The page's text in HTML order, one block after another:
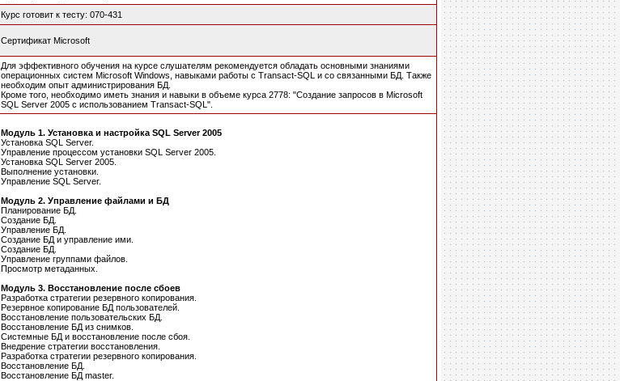
Курс готовит к тесту: 070-431
Сертификат Microsoft
Для эффективного обучения на курсе слушателям рекомендуется обладать основными знаниями
операционных систем Microsoft Windows, навыками работы с Transact-SQL и со связанными БД. Также
необходим опыт администрирования БД.
Кроме того, необходимо иметь знания и навыки в объеме курса 2778: "Создание запросов в Microsoft
SQL Server 2005 с использованием Transact-SQL".
Модуль 1. Установка и настройка SQL Server 2005
Установка SQL Server.
Управление процессом установки SQL Server 2005.
Установка SQL Server 2005.
Выполнение установки.
Управление SQL Server.
Модуль 2. Управление файлами и БД
Планирование БД.
Создание БД.
Управление БД.
Создание БД и управление ими.
Создание БД.
Управление группами файлов.
Просмотр метаданных.
Модуль 3. Восстановление после сбоев
Разработка стратегии резервного копирования.
Резервное копирование БД пользователей.
Восстановление пользовательских БД.
Восстановление БД из снимков.
Системные БД и восстановление после сбоя.
Внедрение стратегии восстановления.
Разработка стратегии резервного копирования.
Восстановление БД.
Восстановление БД master.